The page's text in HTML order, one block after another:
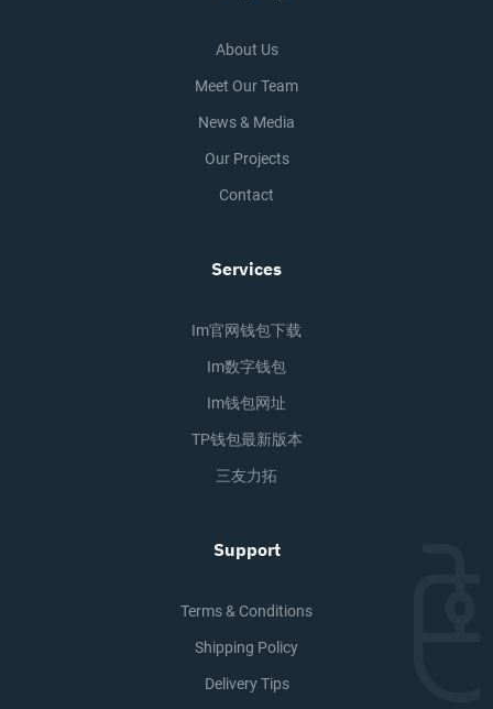
About Us
Meet Our Team
News & Media
Our Projects
Contact
Services
Im官网钱包下载
Im数字钱包
Im钱包网址
TP钱包最新版本
三友力拓
Support
Terms & Conditions
Shipping Policy
Delivery Tips